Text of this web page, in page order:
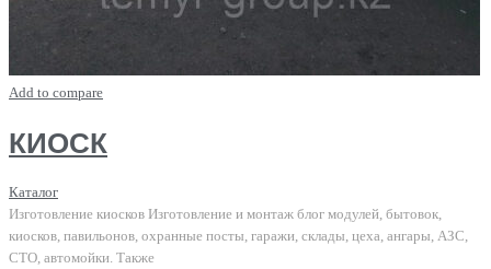
Add to compare
КИОСК
Каталог
Изготовление киосков Изготовление и монтаж блог модулей, бытовок,
киосков, павильонов, охранные посты, гаражи, склады, цеха, ангары, АЗС,
СТО, автомойки. Также